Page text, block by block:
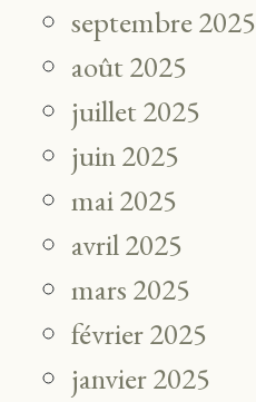
septembre 2025
août 2025
juillet 2025
juin 2025
mai 2025
avril 2025
mars 2025
février 2025
janvier 2025